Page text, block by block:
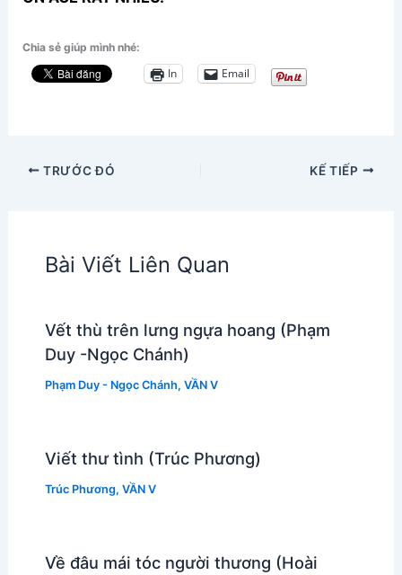
Chia sẻ giúp mình nhé:
In Email
TRƯỚC ĐÓ KẾ TIẾP
Bài Viết Liên Quan
Vết thù trên lưng ngựa hoang (Phạm
Duy -Ngọc Chánh)
Phạm Duy - Ngọc Chánh, VẦN V
Viết thư tình (Trúc Phương)
Trúc Phương, VẦN V
Về đâu mái tóc người thương (Hoài